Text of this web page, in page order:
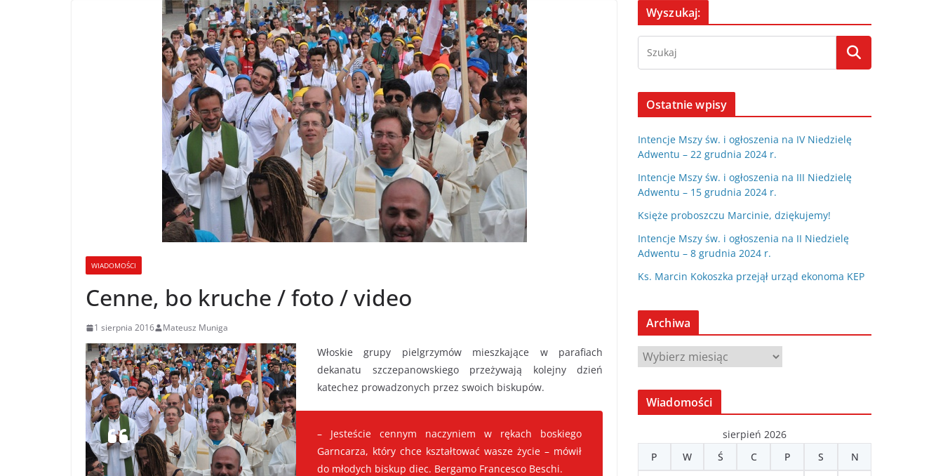
WIADOMOŚCI
Cenne, bo kruche / foto / video
1 sierpnia 2016 Mateusz Muniga
Włoskie grupy pielgrzymów mieszkające w parafiach
dekanatu szczepanowskiego przeżywają kolejny dzień
katechez prowadzonych przez swoich biskupów.
– Jesteście cennym naczyniem w rękach boskiego
Garncarza, który chce kształtować wasze życie – mówił
do młodych biskup diec. Bergamo Francesco Beschi.
Wyszukaj:
Ostatnie wpisy
Intencje Mszy św. i ogłoszenia na IV Niedzielę
Adwentu – 22 grudnia 2024 r.
Intencje Mszy św. i ogłoszenia na III Niedzielę
Adwentu – 15 grudnia 2024 r.
Księże proboszczu Marcinie, dziękujemy!
Intencje Mszy św. i ogłoszenia na II Niedzielę
Adwentu – 8 grudnia 2024 r.
Ks. Marcin Kokoszka przejął urząd ekonoma KEP
Archiwa
A
r
c
w
Wiadomości
sierpień 2026
P
W Ś C P S N